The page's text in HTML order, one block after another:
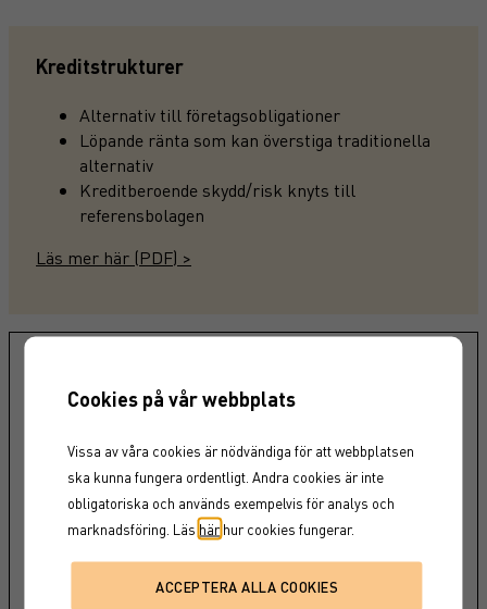
Kreditstrukturer
Alternativ till företagsobligationer
Löpande ränta som kan överstiga traditionella
alternativ
Kreditberoende skydd/risk knyts till
referensbolagen
Läs mer här (PDF) >
intressant just för dig - här kan du hitta våra
strukturerade produkter som för närvarande finns
tillgängliga på marknaden.
Cookies på vår webbplats
Vissa av våra cookies är nödvändiga för att webbplatsen
ska kunna fungera ordentligt. Andra cookies är inte
obligatoriska och används exempelvis för analys och
marknadsföring. Läs härhur cookies fungerar.